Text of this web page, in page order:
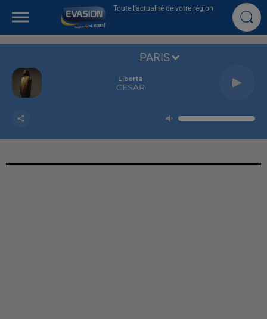
Toute l'actualité de votre région
Liberta
CESAR
PARIS